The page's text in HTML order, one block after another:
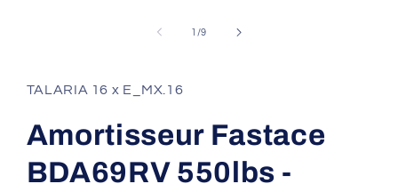
fenêtre
modale
1 /de
9
TALARIA 16 x E_MX.16
Amortisseur Fastace
BDA69RV 550lbs -